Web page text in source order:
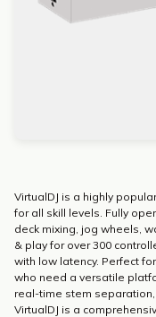
VirtualDJ is a highly
for all skill levels. Fully
deck mixing, jog wheels,
& play for over 300
with low latency. Perfect
who need a versatile
real-time stem
VirtualDJ is a